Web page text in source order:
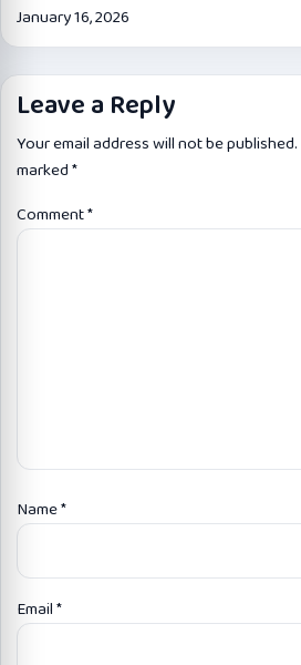
January 16, 2026
Leave a Reply
Your email address will not be published.
marked*
Comment*
Name*
Email*